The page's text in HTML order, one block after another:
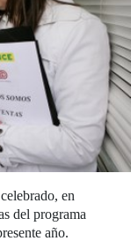
en
del programa
año.